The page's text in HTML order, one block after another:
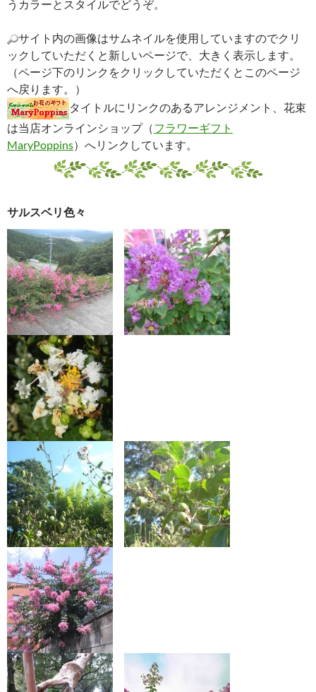
うカラーとスタイルでどうぞ。
サイト内の画像はサムネイルを使用していますのでクリ
ックしていただくと新しいページで、大きく表示します。
（ページ下のリンクをクリックしていただくとこのページ
へ戻ります。）
タイトルにリンクのあるアレンジメント、花束
は当店オンラインショップ（フラワーギフト
MaryPoppins）へリンクしています。
サルスベリ色々